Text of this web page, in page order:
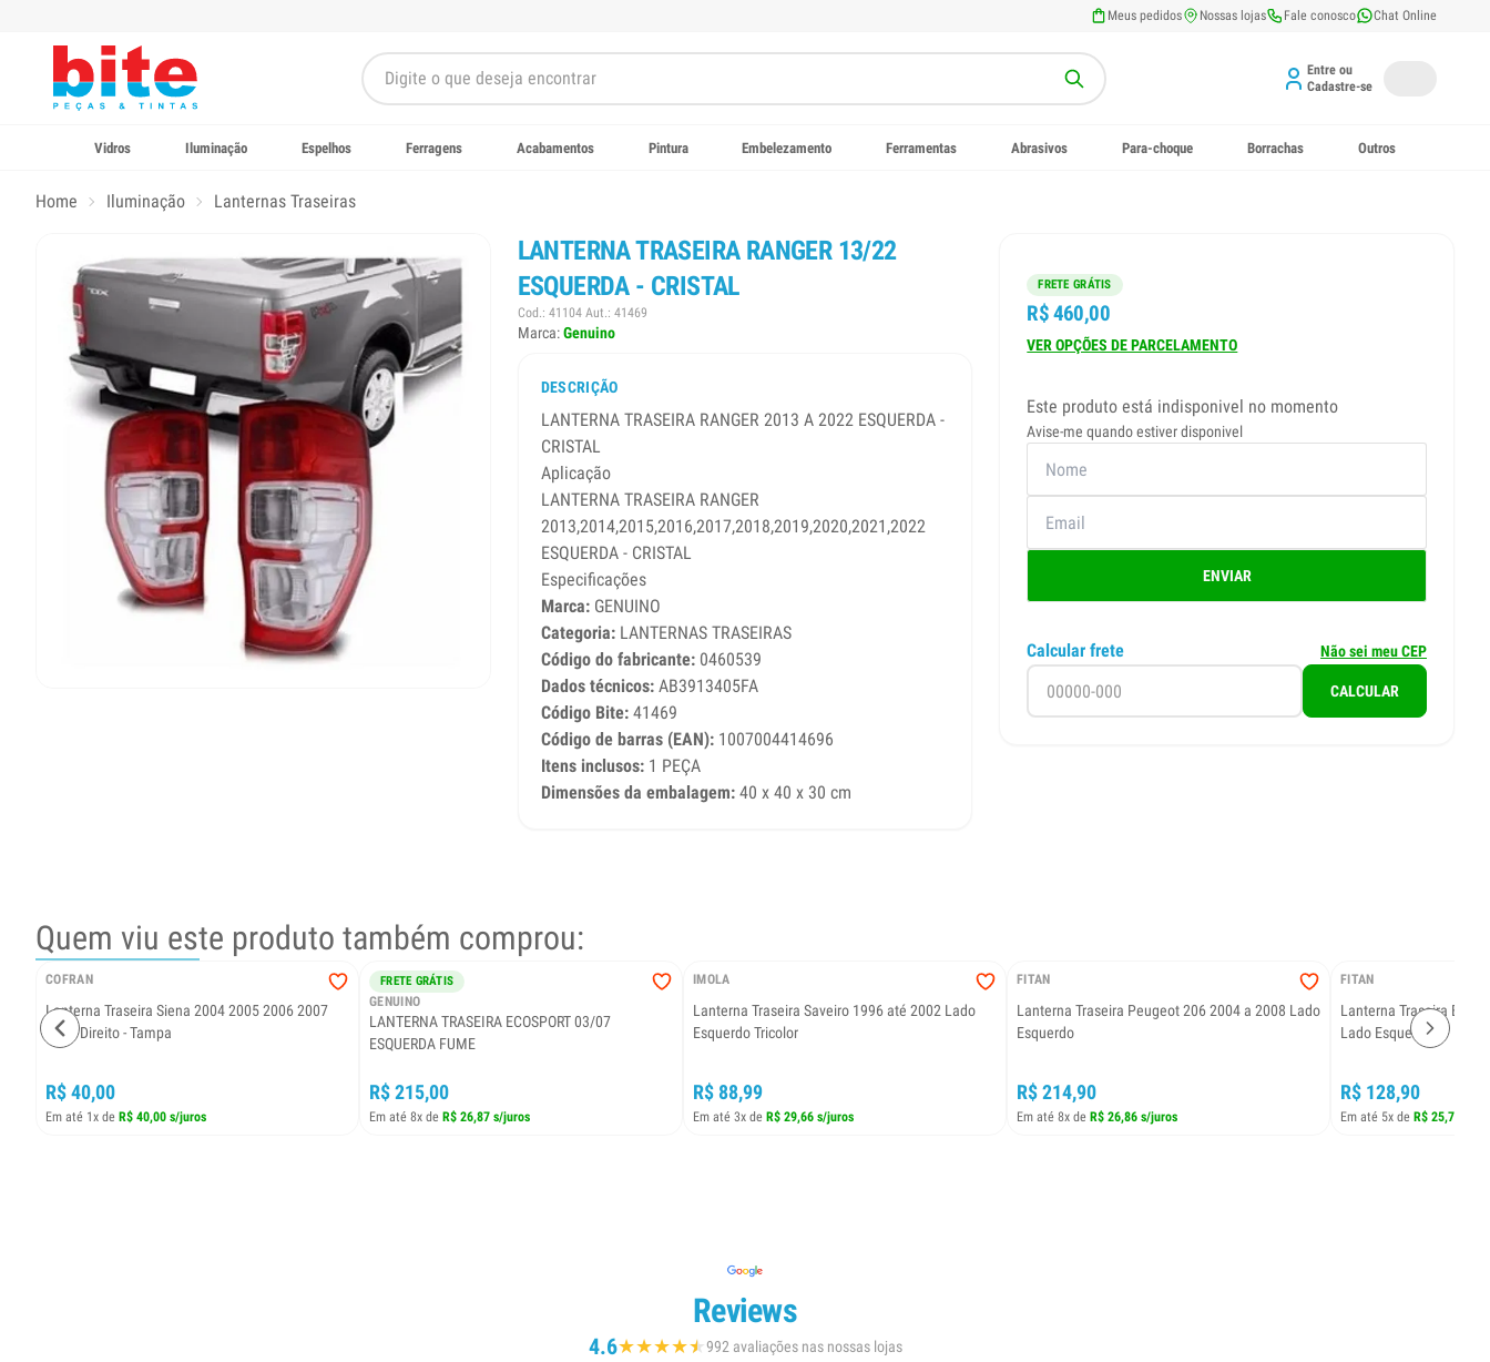
Meus pedidos Nossas lojas Fale conosco Chat Online
Entre ou
Cadastre-se
Vidros Iluminação Espelhos Ferragens Acabamentos Pintura Embelezamento Ferramentas Abrasivos Para-choque Borrachas Outros
Home Iluminação Lanternas Traseiras
LANTERNA TRASEIRA RANGER 13/22
ESQUERDA - CRISTAL
Cod.: 41104 Aut.: 41469
Marca:Genuino
DESCRIÇÃO
LANTERNA TRASEIRA RANGER 2013 A 2022 ESQUERDA -
CRISTAL
Aplicação
LANTERNA TRASEIRA RANGER
2013,2014,2015,2016,2017,2018,2019,2020,2021,2022
ESQUERDA - CRISTAL
Especificações
Marca:GENUINO
Categoria:LANTERNAS TRASEIRAS
Código do fabricante:0460539
Dados técnicos:AB3913405FA
Código Bite:41469
Código de barras (EAN):1007004414696
Itens inclusos:1 PEÇA
Dimensões da embalagem:40 x 40 x 30 cm
FRETE GRÁTIS
R$ 460,00
VER OPÇÕES DE PARCELAMENTO
Este produto está indisponivel no momento
Avise-me quando estiver disponivel
ENVIAR
Calcular frete Não sei meu CEP
CALCULAR
Quem viu este produto também comprou:
COFRAN
Lanterna Traseira Siena 2004 2005 2006 2007
Lado Direito - Tampa
R$ 40,00
Em até 1x de R$ 40,00 s/juros
FRETE GRÁTIS
GENUINO
LANTERNA TRASEIRA ECOSPORT 03/07
ESQUERDA FUME
R$ 215,00
Em até 8x de R$ 26,87 s/juros
IMOLA
Lanterna Traseira Saveiro 1996 até 2002 Lado
Esquerdo Tricolor
R$ 88,99
Em até 3x de R$ 29,66 s/juros
FITAN
Lanterna Traseira Peugeot 206 2004 a 2008 Lado
Esquerdo
R$ 214,90
Em até 8x de R$ 26,86 s/juros
FITAN
Lanterna Traseira
Lado Esquerdo
R$ 128,90
Em até 5x de R$ 25,78 s/
Reviews
4.6★★★★★
★992 avaliações nas nossas lojas